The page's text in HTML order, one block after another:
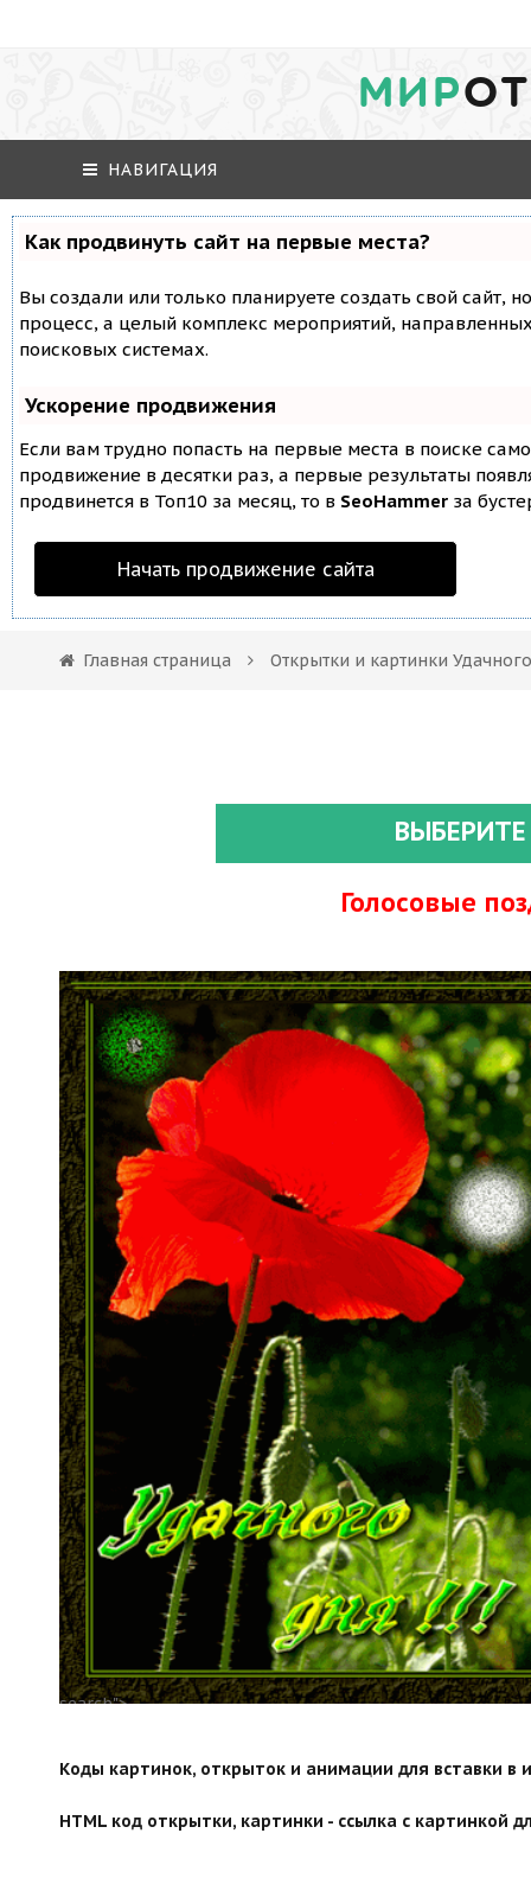
МИР
НАВИГАЦИЯ
Как продвинуть сайт на первые места?
Вы создали или только планируете создать свой сайт,
процесс, а целый комплекс мероприятий,
поисковых системах.
Ускорение продвижения
Если вам трудно попасть на первые места в поиске
продвижение в десятки раз, а первые результаты
продвинется в Топ10 за месяц, то в SeoHammer за
Начать продвижение сайта
Главная страница Открытки и картинки
Голосовые
search">
Коды картинок, открыток и анимации для вставки в
HTML код открытки, картинки - ссылка с картинкой